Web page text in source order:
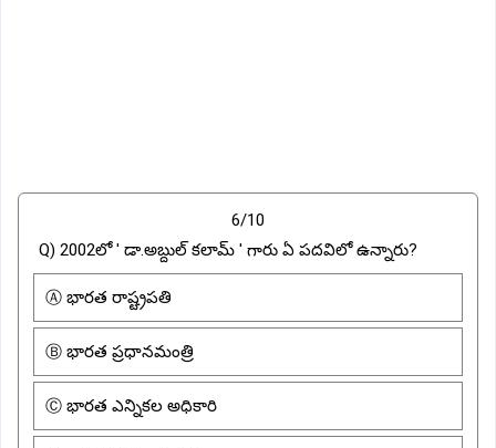
6/10
Q) 2002లో ' డా.అబ్దుల్ కలామ్ ' గారు ఏ పదవిలో ఉన్నారు?
Ⓐ భారత రాష్ట్రపతి
Ⓑ భారత ప్రధానమంత్రి
Ⓒ భారత ఎన్నికల అధికారి